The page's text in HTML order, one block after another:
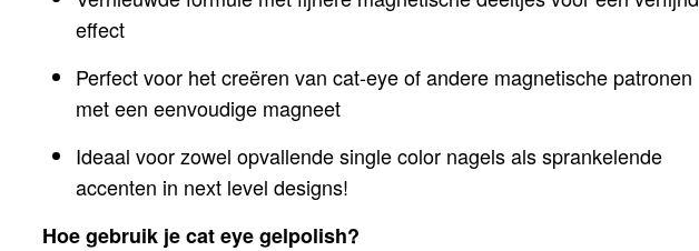
effect
Perfect voor het creëren van cat-eye of andere magnetische patronen
met een eenvoudige magneet
Ideaal voor zowel opvallende single color nagels als sprankelende
accenten in next level designs!
Hoe gebruik je cat eye gelpolish?